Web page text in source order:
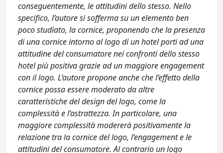
conseguentemente, le attitudini dello stesso. Nello
specifico, l’autore si sofferma su un elemento ben
poco studiato, la cornice, proponendo che la presenza
di una cornice intorno al logo di un hotel porti ad una
attitudine del consumatore nei confronti dello stesso
hotel più positiva grazie ad un maggiore engagement
con il logo. L’autore propone anche che l’effetto della
cornice possa essere moderato da altre
caratteristiche del design del logo, come la
complessità e l’astrattezza. In particolare, una
maggiore complessità modererà positivamente la
relazione tra la cornice del logo, l’engagement e le
attitudini del consumatore. Al contrario un logo